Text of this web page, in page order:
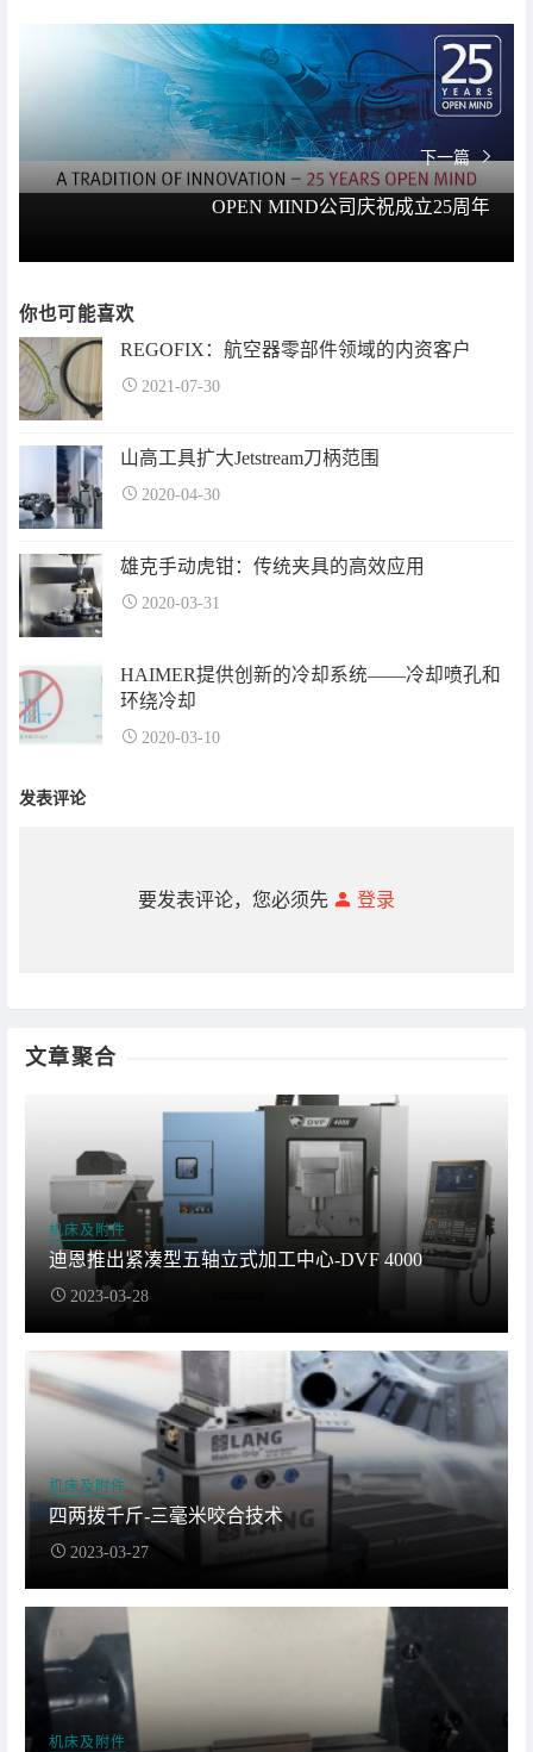
下一篇
OPEN MIND公司庆祝成立25周年
你也可能喜欢
REGOFIX：航空器零部件领域的内资客户
2021-07-30
山高工具扩大Jetstream刀柄范围
2020-04-30
雄克手动虎钳：传统夹具的高效应用
2020-03-31
HAIMER提供创新的冷却系统——冷却喷孔和
环绕冷却
2020-03-10
发表评论
要发表评论，您必须先 登录
文章聚合
机床及附件
迪恩推出紧凑型五轴立式加工中心-DVF 4000
2023-03-28
机床及附件
四两拨千斤-三毫米咬合技术
2023-03-27
机床及附件